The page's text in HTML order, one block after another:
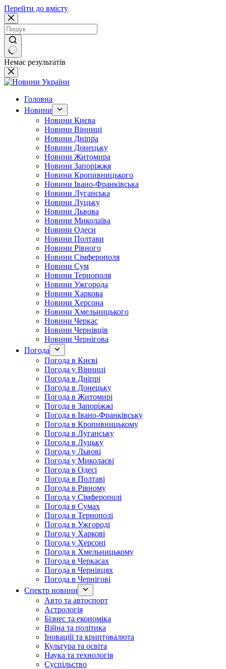
Перейти до вмісту
Немає результатів
Головна
Новини
Новини Києва
Новини Вінниці
Новини Дніпра
Новини Донецьку
Новини Житомира
Новини Запоріжжя
Новини Кропивницького
Новини Івано-Франківська
Новини Луганська
Новини Луцьку
Новини Львова
Новини Миколаїва
Новини Одеси
Новини Полтави
Новини Рівного
Новини Сімферополя
Новини Сум
Новини Тернополя
Новини Ужгорода
Новини Харкова
Новини Херсона
Новини Хмельницького
Новини Черкас
Новини Чернівців
Новини Чернігова
Погода
Погода в Києві
Погода у Вінниці
Погода в Дніпрі
Погода в Донецьку
Погода в Житомирі
Погода в Запоріжжі
Погода в Івано-Франківську
Погода в Кропивницькому
Погода в Луганську
Погода в Луцьку
Погода у Львові
Погода у Миколаєві
Погода в Одесі
Погода в Полтаві
Погода в Рівному
Погода у Сімферополі
Погода в Сумах
Погода в Тернополі
Погода в Ужгороді
Погода у Харкові
Погода у Херсоні
Погода в Хмельницькому
Погода в Черкасах
Погода в Чернівцях
Погода в Чернігові
Спектр новини
Авто та автоспорт
Астрологія
Бізнес та економіка
Війна та політика
Іноваціії та криптовалюта
Культура та освіта
Наука та технологія
Суспільство